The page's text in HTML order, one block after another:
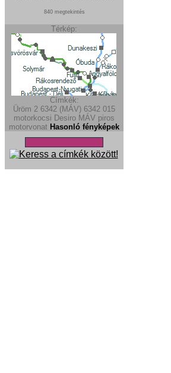
840 megtekintés
Térkép:
Címkék:
Üröm 2 6342 (MÁV) 6342 015
motorkocsi Desiro MÁV piros
motorvonat Hasonló fényképek